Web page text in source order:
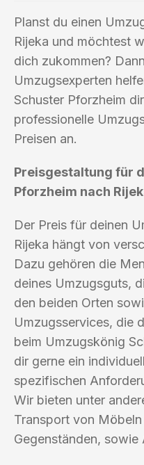
Planst du einen
Rijeka und möchtest
dich zukommen?
Umzugsexperten
Schuster Pforzheim
professionelle
Preisen an.
Preisgestaltung für
Pforzheim nach
Der Preis für deinen
Rijeka hängt von
Dazu gehören die
deines Umzugsguts,
den beiden Orten
Umzugsservices, die
beim Umzugskönig
dir gerne ein
spezifischen
Wir bieten unter
Transport von
Gegenständen,